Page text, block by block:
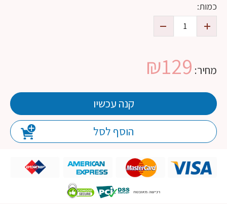
כמות:
מחיר: ₪129
קנה עכשיו
הוסף לסל